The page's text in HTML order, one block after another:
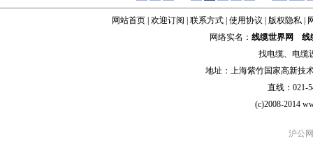
网站首页| 欢迎订阅 联系方式| 使用协议 版权隐私|
网络实名： 线缆世界网
线
找电缆、 电缆
地址：上海紫竹国家高新技
直线：021-
(c)2008-2014
沪公